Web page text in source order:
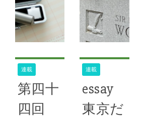
連載
第四十
四回
連載
essay
東京だ